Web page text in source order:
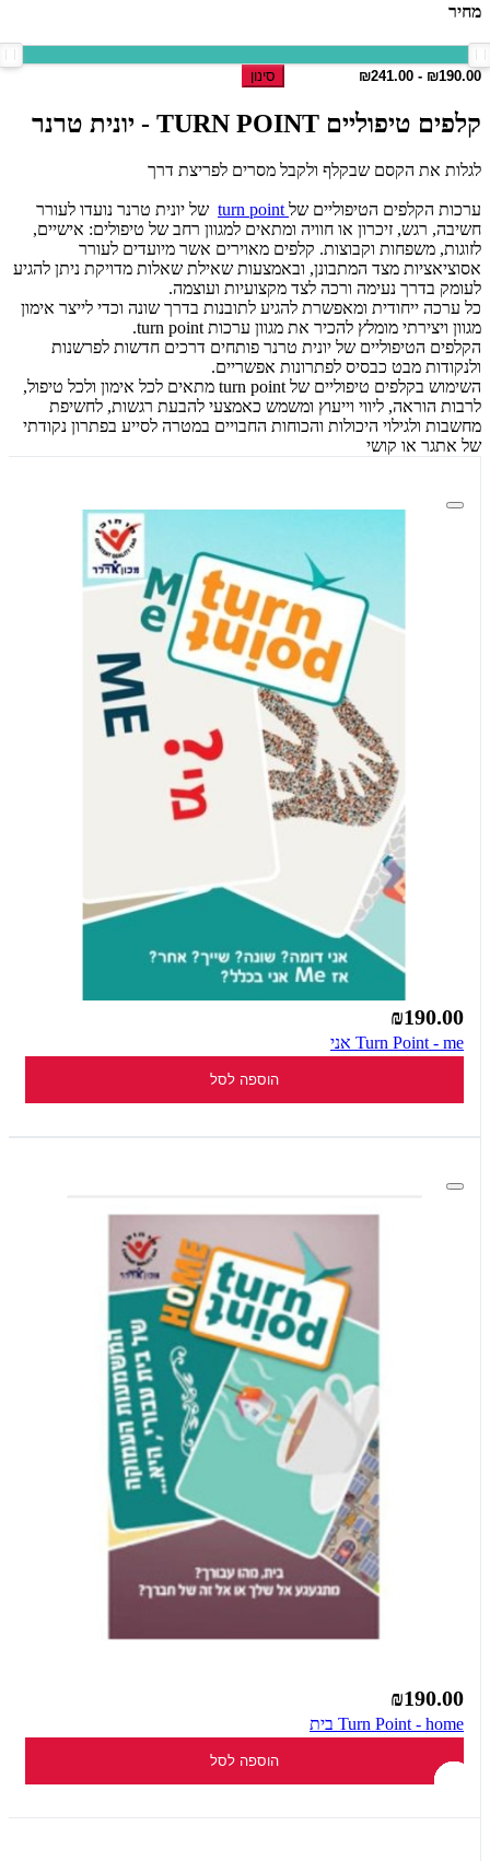
מחיר
סינון
קלפים טיפוליים TURN POINT - יונית טרנר
לגלות את הקסם שבקלף ולקבל מסרים לפריצת דרך
ערכות הקלפים הטיפוליים של
של יונית טרנר נועדו לעורר
חשיבה, רגש, זיכרון או חוויה ומתאים למגוון רחב של טיפולים: אישיים,
לזוגות, משפחות וקבוצות. קלפים מאוירים אשר מיועדים לעורר
אסוציאציות מצד המתבונן, ובאמצעות שאילת שאלות מדויקת ניתן להגיע
לעומק בדרך נעימה ורכה לצד מקצועיות ועוצמה.
כל ערכה ייחודית ומאפשרת להגיע לתובנות בדרך שונה וכדי לייצר אימון
מגוון ויצירתי מומלץ להכיר את מגוון ערכות turn point.
הקלפים הטיפוליים של יונית טרנר פותחים דרכים חדשות לפרשנות
ולנקודות מבט כבסיס לפתרונות אפשריים.
השימוש בקלפים טיפוליים של turn point מתאים לכל אימון ולכל טיפול,
לרבות הוראה, ליווי וייעוץ ומשמש כאמצעי להבעת רגשות, לחשיפת
מחשבות ולגילוי היכולות והכוחות החבויים במטרה לסייע בפתרון נקודתי
של אתגר או קושי
₪190.00
Turn Point - me אני
הוספה לסל
₪190.00
Turn Point - home בית
הוספה לסל